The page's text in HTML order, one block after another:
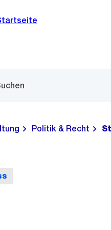
Politik & Recht